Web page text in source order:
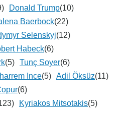
Donald Trump(10)
Baerbock(22)
Selenskyj(12)
Habeck(6)
(5) Tunç Soyer(6)
Ince(5) Adil Öksüz(11)
(6)
Kyriakos Mitsotakis(5)